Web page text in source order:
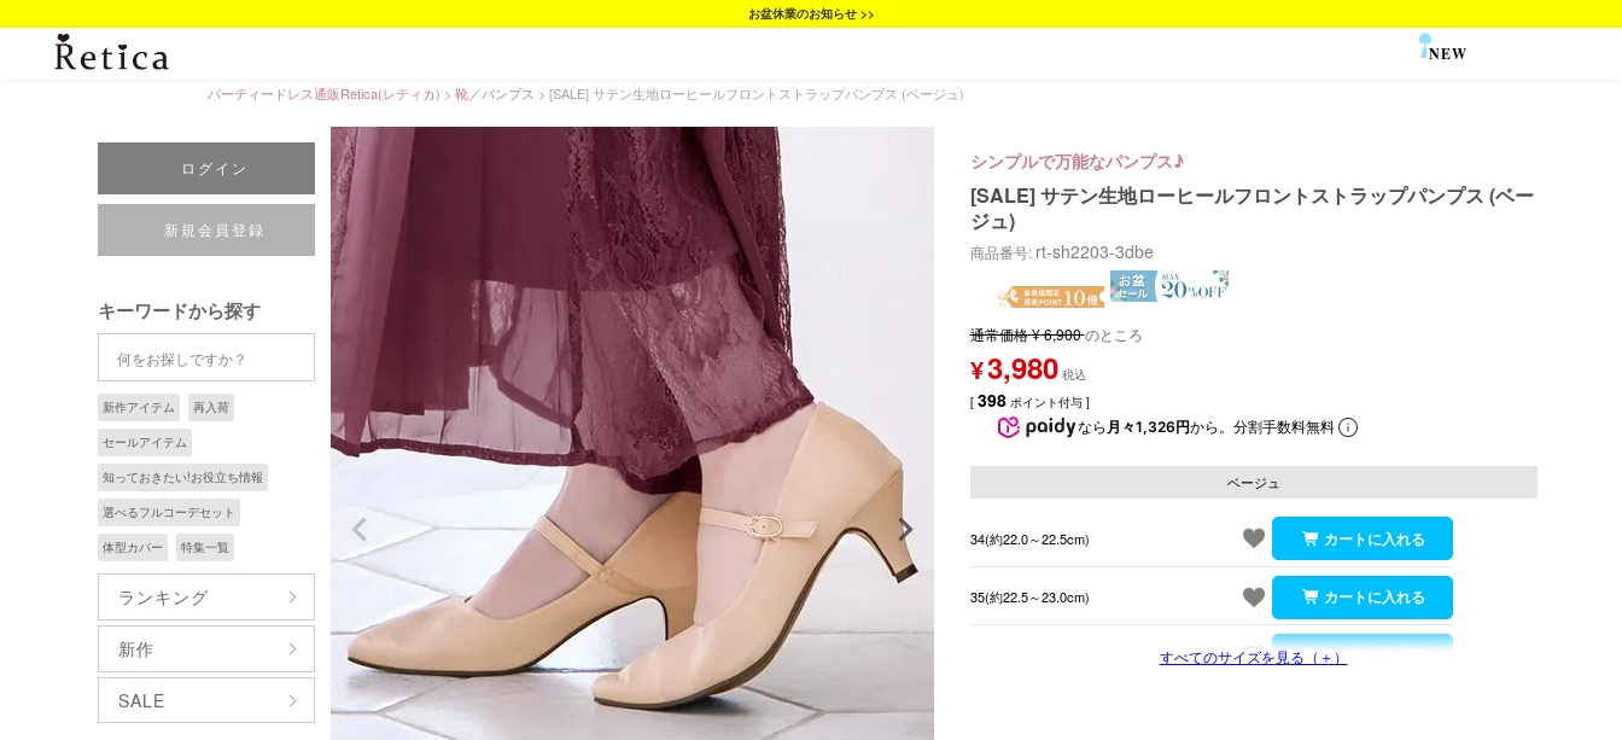
お盆休業のお知らせ >>
NEW
パーティードレス通販Retica(レティカ) 靴／パンプス [SALE] サテン生地ローヒールフロントストラップパンプス (ベージュ)
ログイン
新規会員登録
キーワードから探す
新作アイテム 再入荷
セールアイテム
知っておきたい!お役立ち情報
選べるフルコーデセット
体型カバー 特集一覧
ランキング
新作
SALE
シンプルで万能なパンプス♪
[SALE] サテン生地ローヒールフロントストラップパンプス (ベー
ジュ)
商品番号 rt-sh2203-3dbe
通常価格¥6,900のところ
¥3,980
[ 398 ポイント付与 ]
なら 月々1,326円から。分割手数料無料
ベージュ
34(約22.0～22.5cm)
35(約22.5～23.0cm)
すべてのサイズを見る（＋）